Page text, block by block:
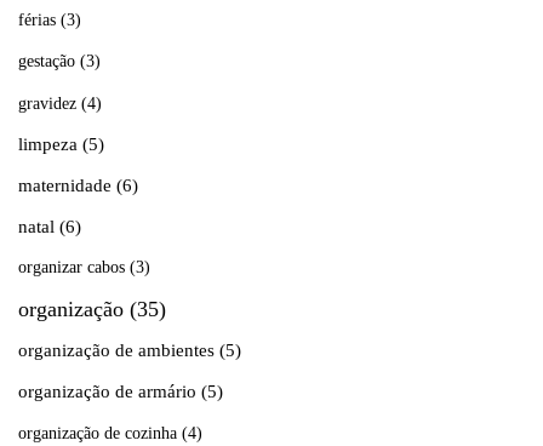
férias (3)
gestação (3)
gravidez (4)
limpeza (5)
maternidade (6)
natal (6)
organizar cabos (3)
organização (35)
organização de ambientes (5)
organização de armário (5)
organização de cozinha (4)